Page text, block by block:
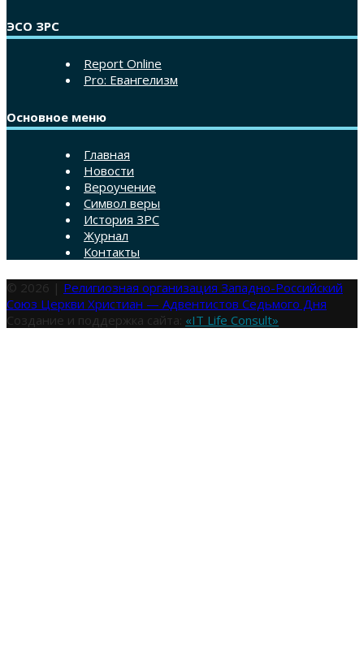
ЭСО ЗРС
Report Online
Pro: Евангелизм
Основное меню
Главная
Новости
Вероучение
Символ веры
История ЗРС
Журнал
Контакты
© 2026 | Религиозная организация Западно-Российский
Союз Церкви Христиан — Адвентистов Седьмого Дня
Создание и поддержка сайта: «IT Life Consult»